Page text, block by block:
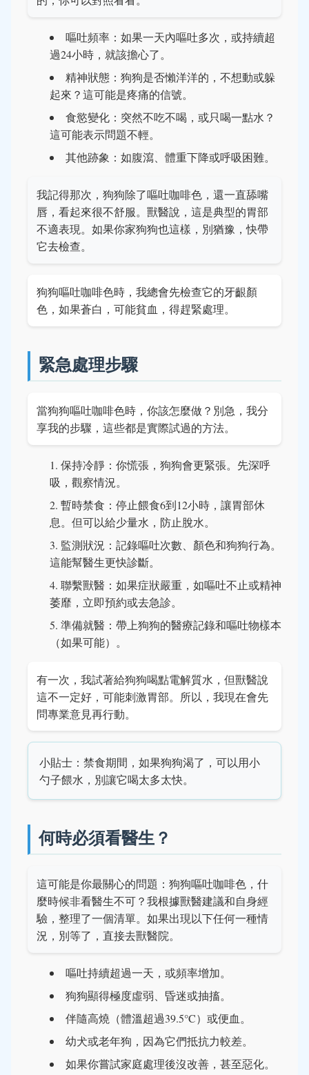
嘔吐頻率：如果一天內嘔吐多次，或持續超
過24小時，就該擔心了。
精神狀態：狗狗是否懶洋洋的，不想動或躲
起來？這可能是疼痛的信號。
食慾變化：突然不吃不喝，或只喝一點水？
這可能表示問題不輕。
其他跡象：如腹瀉、體重下降或呼吸困難。
我記得那次，狗狗除了嘔吐咖啡色，還一直舔嘴
唇，看起來很不舒服。獸醫說，這是典型的胃部
不適表現。如果你家狗狗也這樣，別猶豫，快帶
它去檢查。
狗狗嘔吐咖啡色時，我總會先檢查它的牙齦顏
色，如果蒼白，可能貧血，得趕緊處理。
緊急處理步驟
當狗狗嘔吐咖啡色時，你該怎麼做？別急，我分
享我的步驟，這些都是實際試過的方法。
保持冷靜：你慌張，狗狗會更緊張。先深呼
吸，觀察情況。
暫時禁食：停止餵食6到12小時，讓胃部休
息。但可以給少量水，防止脫水。
監測狀況：記錄嘔吐次數、顏色和狗狗行為。
這能幫醫生更快診斷。
聯繫獸醫：如果症狀嚴重，如嘔吐不止或精神
萎靡，立即預約或去急診。
準備就醫：帶上狗狗的醫療記錄和嘔吐物樣本
（如果可能）。
有一次，我試著給狗狗喝點電解質水，但獸醫說
這不一定好，可能刺激胃部。所以，我現在會先
問專業意見再行動。
小貼士：禁食期間，如果狗狗渴了，可以用小
勺子餵水，別讓它喝太多太快。
何時必須看醫生？
這可能是你最關心的問題：狗狗嘔吐咖啡色，什
麼時候非看醫生不可？我根據獸醫建議和自身經
驗，整理了一個清單。如果出現以下任何一種情
況，別等了，直接去獸醫院。
嘔吐持續超過一天，或頻率增加。
狗狗顯得極度虛弱、昏迷或抽搐。
伴隨高燒（體溫超過39.5°C）或便血。
幼犬或老年狗，因為它們抵抗力較差。
如果你嘗試家庭處理後沒改善，甚至惡化。